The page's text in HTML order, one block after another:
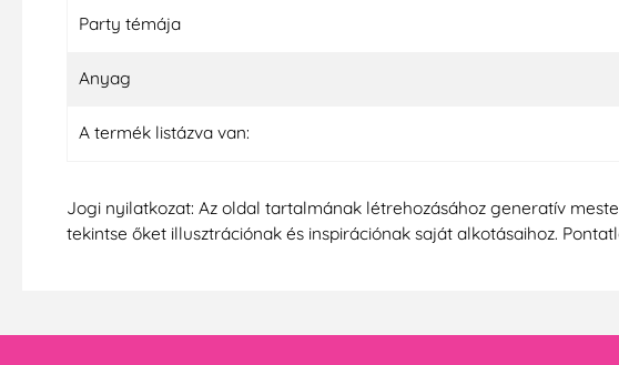
Party témája
Anyag
A termék listázva van:
Jogi nyilatkozat: Az oldal tartalmának létrehozásához generatív
tekintse őket illusztrációnak és inspirációnak saját alkotásaihoz.